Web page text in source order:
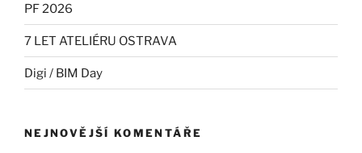
PF 2026
7 LET ATELIÉRU OSTRAVA
Digi / BIM Day
NEJNOVĚJŠÍ KOMENTÁŘE